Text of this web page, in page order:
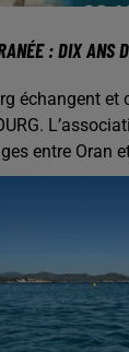
: DIX ANS
échangent
entre Oran